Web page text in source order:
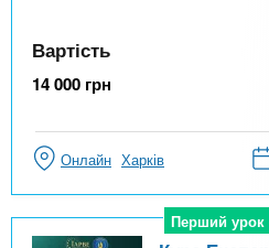
Вартість
14 000 грн
Онлайн Харків
Перший урок
Перший урок